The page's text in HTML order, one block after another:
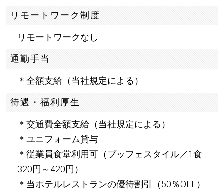
リモートワーク制度
リモートワークなし
通勤手当
＊全額支給（当社規定による）
待遇・福利厚生
＊交通費全額支給（当社規定による）
＊ユニフォーム貸与
＊従業員食堂利用可（ブッフェスタイル／1食
320円～420円）
＊当ホテルレストランの優待割引（50％OFF）